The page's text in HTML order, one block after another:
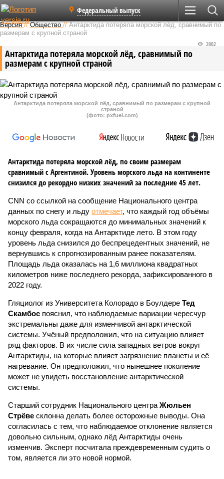
Федеральный выпуск
Версия //Общество //Антарктида потеряла морской лёд, сравнимый по
размерам с крупной страной
Антарктида потеряла морской лёд, сравнимый по
размерам с крупной страной
2002
Антарктида потеряла морской лёд, сравнимый по размерам с крупной
страной
(фото: pxfuel.com)
Антарктида потеряла морской лёд, по своим размерам
сравнимый с Аргентиной. Уровень морского льда на континенте
снизился до рекордно низких значений за последние 45 лет.
CNN со ссылкой на сообщение Национального центра
данных по снегу и льду отмечает, что каждый год объёмы
морского льда сокращаются до минимальных значений к
концу февраля, когда на Антарктиде лето. В этом году
уровень льда снизился до беспрецедентных значений, не
вернувшись к спрогнозированным ранее показателям.
Площадь льда оказалась на 1,6 миллиона квадратных
километров ниже последнего рекорда, зафиксированного в
2022 году.
Гляциолог из Университета Колорадо в Боулдере Тед
Скамбос пояснил, что наблюдаемые вариации чересчур
экстремальны даже для изменчивой антарктической
системы. Учёный предположил, что на ситуацию влияет
ряд факторов. В их числе сила западных ветров вокруг
Антарктиды, на которые влияет загрязнение планеты и её
нагревание. Он предположил, что нынешнее поколение
может не увидеть восстановление антарктической
системы.
Старший сотрудник Национального центра Жюльен
Стрёве склонна делать более осторожные выводы. Она
согласилась с тем, что наблюдаемое отклонение является
довольно сильным, однако лёд Антарктиды очень
изменчив. Эксперт посчитала преждевременным судить о
том, является ли это новой нормой.